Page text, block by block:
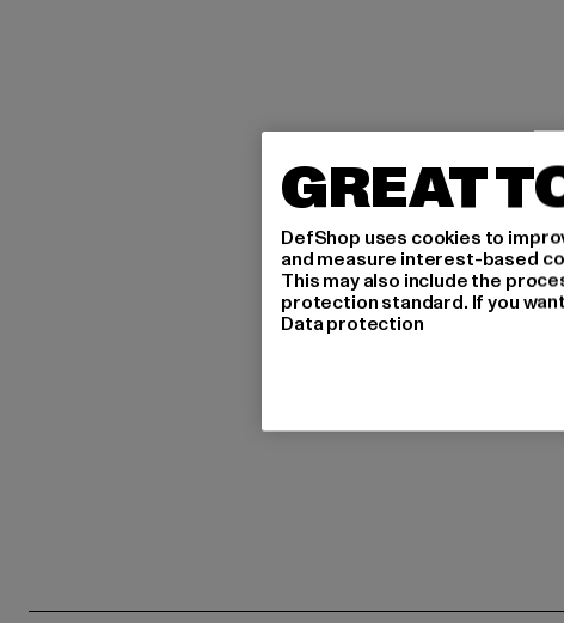
GREAT
DefShop uses cookies to
and measure interest-based
This may also include the
protection standard. If you
Data protection